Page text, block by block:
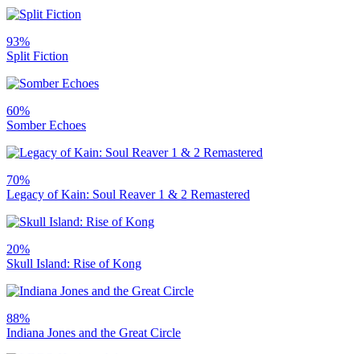
93%
Split Fiction
60%
Somber Echoes
70%
Legacy of Kain: Soul Reaver 1 & 2 Remastered
20%
Skull Island: Rise of Kong
88%
Indiana Jones and the Great Circle